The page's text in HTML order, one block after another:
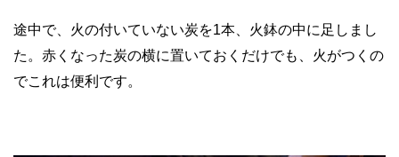
途中で、火の付いていない炭を1本、火鉢の中に足しまし
た。赤くなった炭の横に置いておくだけでも、火がつくの
でこれは便利です。